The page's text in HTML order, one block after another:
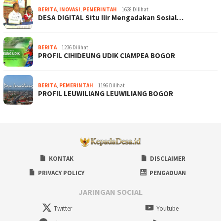
BERITA, INOVASI, PEMERINTAH 1628 Dilihat
DESA DIGITAL Situ Ilir Mengadakan Sosial…
BERITA 1236 Dilihat
PROFIL CIHIDEUNG UDIK CIAMPEA BOGOR
BERITA, PEMERINTAH 1196 Dilihat
PROFIL LEUWILIANG LEUWILIANG BOGOR
KONTAK
DISCLAIMER
PRIVACY POLICY
PENGADUAN
JARINGAN SOCIAL
Twitter
Youtube